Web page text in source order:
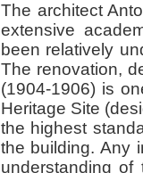
The architect
extensive
been relatively
The renovation,
(1904-1906) is
Heritage Site
the highest
the building. Any
understanding